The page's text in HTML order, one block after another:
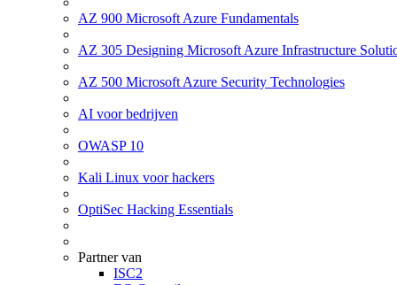
AZ 900 Microsoft Azure Fundamentals
AZ 305 Designing Microsoft Azure Infrastructure
AZ 500 Microsoft Azure Security Technologies
AI voor bedrijven
OWASP 10
Kali Linux voor hackers
OptiSec Hacking Essentials
Partner van
ISC2